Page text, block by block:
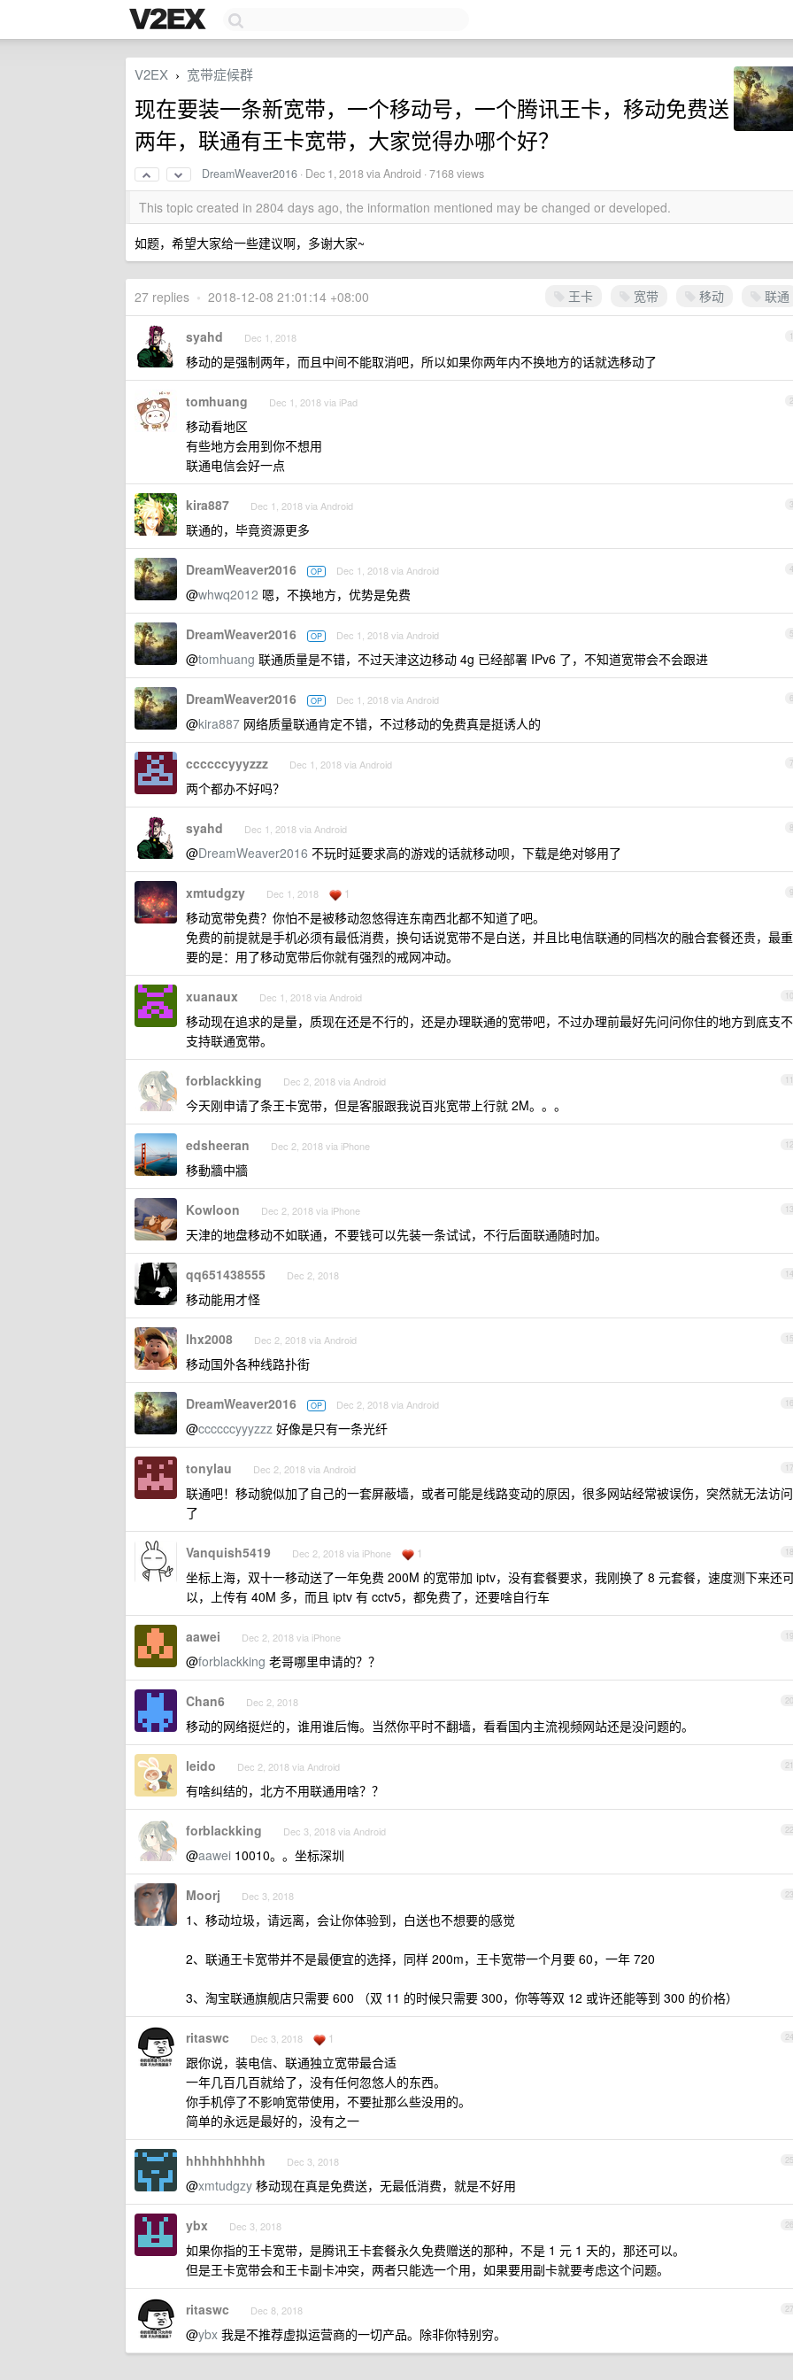
V2EX › 宽带症候群
现在要装一条新宽带，一个移动号，一个腾讯王卡，移动免费送
两年，联通有王卡宽带，大家觉得办哪个好？
DreamWeaver2016 · Dec 1, 2018via Android · 7168 views
This topic created in 2804 days ago, the information mentioned may be changed or developed.
如题，希望大家给一些建议啊，多谢大家~
王卡 宽带 移动 联通
27 replies • 2018-12-08 21:01:14 +08:00
1
syahd Dec 1, 2018
移动的是强制两年，而且中间不能取消吧，所以如果你两年内不换地方的话就选移动了
2
tomhuang Dec 1, 2018 via iPad
移动看地区
有些地方会用到你不想用
联通电信会好一点
3
kira887 Dec 1, 2018 via Android
联通的，毕竟资源更多
4
DreamWeaver2016 OP Dec 1, 2018 via Android
@whwq2012 嗯，不换地方，优势是免费
5
DreamWeaver2016 OP Dec 1, 2018 via Android
@tomhuang 联通质量是不错，不过天津这边移动 4g 已经部署 IPv6 了，不知道宽带会不会跟进
6
DreamWeaver2016 OP Dec 1, 2018 via Android
@kira887 网络质量联通肯定不错，不过移动的免费真是挺诱人的
7
ccccccyyyzzz Dec 1, 2018 via Android
两个都办不好吗？
8
syahd Dec 1, 2018 via Android
@DreamWeaver2016 不玩时延要求高的游戏的话就移动呗，下载是绝对够用了
9
xmtudgzy Dec 1, 2018 1
移动宽带免费？你怕不是被移动忽悠得连东南西北都不知道了吧。
免费的前提就是手机必须有最低消费，换句话说宽带不是白送，并且比电信联通的同档次的融合套餐还贵，最重
要的是：用了移动宽带后你就有强烈的戒网冲动。
10
xuanaux Dec 1, 2018 via Android
移动现在追求的是量，质现在还是不行的，还是办理联通的宽带吧，不过办理前最好先问问你住的地方到底支不
支持联通宽带。
11
forblackking Dec 2, 2018 via Android
今天刚申请了条王卡宽带，但是客服跟我说百兆宽带上行就 2M。。。
12
edsheeran Dec 2, 2018 via iPhone
移動牆中牆
13
Kowloon Dec 2, 2018 via iPhone
天津的地盘移动不如联通，不要钱可以先装一条试试，不行后面联通随时加。
14
qq651438555 Dec 2, 2018
移动能用才怪
15
lhx2008 Dec 2, 2018 via Android
移动国外各种线路扑街
16
DreamWeaver2016 OP Dec 2, 2018 via Android
@ccccccyyyzzz 好像是只有一条光纤
17
tonylau Dec 2, 2018 via Android
联通吧！移动貌似加了自己的一套屏蔽墙，或者可能是线路变动的原因，很多网站经常被误伤，突然就无法访问
了
18
Vanquish5419 Dec 2, 2018 via iPhone 1
坐标上海，双十一移动送了一年免费 200M 的宽带加 iptv，没有套餐要求，我刚换了 8 元套餐，速度测下来还
以，上传有 40M 多，而且 iptv 有 cctv5，都免费了，还要啥自行车
19
aawei Dec 2, 2018 via iPhone
@forblackking 老哥哪里申请的？？
20
Chan6 Dec 2, 2018
移动的网络挺烂的，谁用谁后悔。当然你平时不翻墙，看看国内主流视频网站还是没问题的。
21
leido Dec 2, 2018 via Android
有啥纠结的，北方不用联通用啥？？
22
forblackking Dec 3, 2018 via Android
@aawei 10010。。坐标深圳
23
Moorj Dec 3, 2018
1、移动垃圾，请远离，会让你体验到，白送也不想要的感觉
2、联通王卡宽带并不是最便宜的选择，同样 200m，王卡宽带一个月要 60，一年 720
3、淘宝联通旗舰店只需要 600 （双 11 的时候只需要 300，你等等双 12 或许还能等到 300 的价格）
24
ritaswc Dec 3, 2018 1
跟你说，装电信、联通独立宽带最合适
一年几百几百就给了，没有任何忽悠人的东西。
你手机停了不影响宽带使用，不要扯那么些没用的。
简单的永远是最好的，没有之一
25
hhhhhhhhhh Dec 3, 2018
@xmtudgzy 移动现在真是免费送，无最低消费，就是不好用
26
ybx Dec 3, 2018
如果你指的王卡宽带，是腾讯王卡套餐永久免费赠送的那种，不是 1 元 1 天的，那还可以。
但是王卡宽带会和王卡副卡冲突，两者只能选一个用，如果要用副卡就要考虑这个问题。
27
ritaswc Dec 8, 2018
@ybx 我是不推荐虚拟运营商的一切产品。除非你特别穷。